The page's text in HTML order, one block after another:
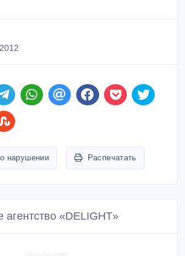
нарушении Распечатать
агентство «DELIGHT»